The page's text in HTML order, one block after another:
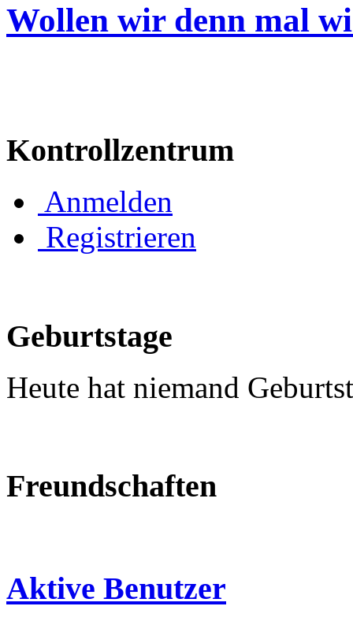
Wollen wir denn mal
Kontrollzentrum
Anmelden
Registrieren
Geburtstage
Heute hat niemand
Freundschaften
Aktive Benutzer